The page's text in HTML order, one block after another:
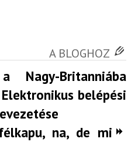
A BLOGHOZ
Nagy-Britanniába
belépési
na, de mi